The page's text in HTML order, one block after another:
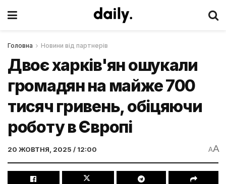
Головна Новини від партнерів
Двоє харків'ян ошукали
громадян на майже 700
тисяч гривень, обіцяючи
роботу в Європі
20 ЖОВТНЯ, 2025 / 12:00 AA